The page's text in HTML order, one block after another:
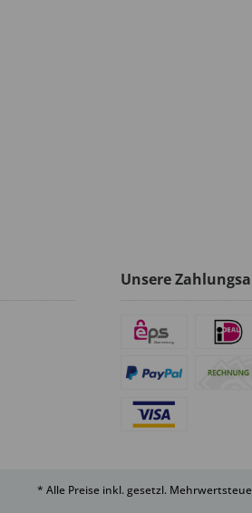
Unsere
* Alle Preise inkl. gesetzl.